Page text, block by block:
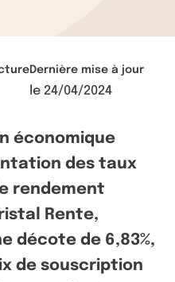
Dernière mise à jour
le 24/04/2024
économique
des taux
rendement
Rente,
décote de 6,83%,
de souscription